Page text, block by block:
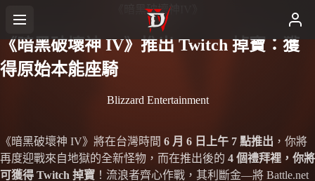
《暗黑破壞神IV》
《暗黑破壞神 IV》推出 Twitch 掉寶：獲
得原始本能座騎
Blizzard Entertainment
《暗黑破壞神 IV》將在台灣時間 6 月 6 日上午 7 點推出 ，你將
再度迎戰來自地獄的全新怪物，而在推出後的 4 個禮拜裡，你將
可獲得 Twitch 掉寶 ！流浪者齊心作戰，其利斷金—將 Battle.net